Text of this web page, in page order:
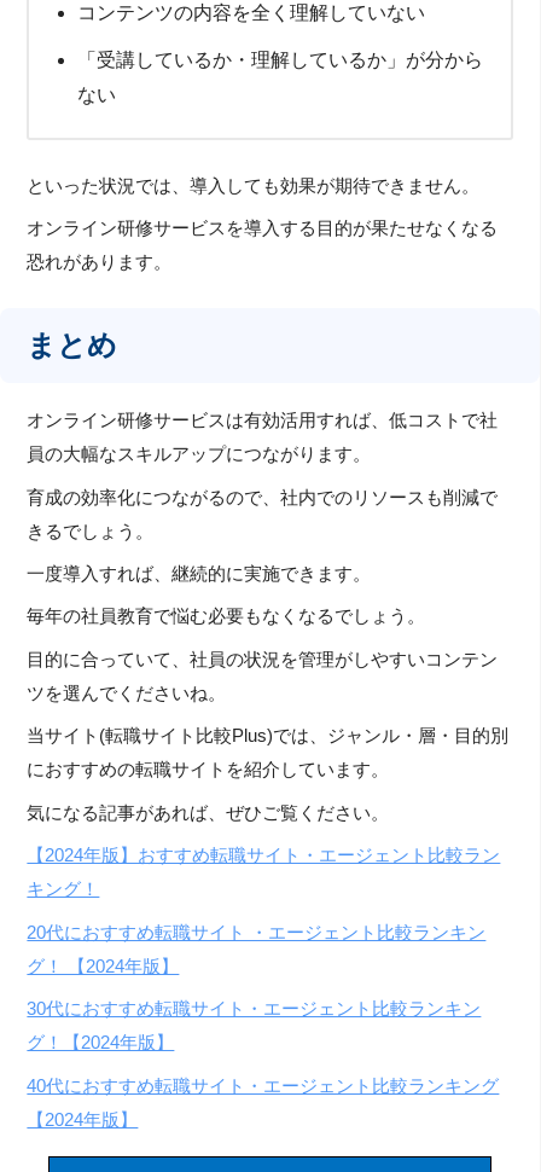
コンテンツの内容を全く理解していない
「受講しているか・理解しているか」が分から
ない
といった状況では、導入しても効果が期待できません。
オンライン研修サービスを導入する目的が果たせなくなる
恐れがあります。
まとめ
オンライン研修サービスは有効活用すれば、低コストで社
員の大幅なスキルアップにつながります。
育成の効率化につながるので、社内でのリソースも削減で
きるでしょう。
一度導入すれば、継続的に実施できます。
毎年の社員教育で悩む必要もなくなるでしょう。
目的に合っていて、社員の状況を管理がしやすいコンテン
ツを選んでくださいね。
当サイト(転職サイト比較Plus)では、ジャンル・層・目的別
におすすめの転職サイトを紹介しています。
気になる記事があれば、ぜひご覧ください。
【2024年版】おすすめ転職サイト・エージェント比較ラン
キング！
20代におすすめ転職サイト ・エージェント比較ランキン
グ！ 【2024年版】
30代におすすめ転職サイト・エージェント比較ランキン
グ！【2024年版】
40代におすすめ転職サイト・エージェント比較ランキング
【2024年版】